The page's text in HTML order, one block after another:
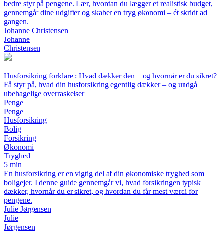
bedre styr på pengene. Lær, hvordan du lægger et realistisk budget,
gennemgår dine udgifter og skaber en tryg økonomi – ét skridt ad
gangen.
Johanne Christensen
Johanne
Christensen
Husforsikring forklaret: Hvad dækker den – og hvornår er du sikret?
Få styr på, hvad din husforsikring egentlig dækker – og undgå
ubehagelige overraskelser
Penge
Penge
Husforsikring
Bolig
Forsikring
Økonomi
Tryghed
5 min
En husforsikring er en vigtig del af din økonomiske tryghed som
boligejer. I denne guide gennemgår vi, hvad forsikringen typisk
dækker, hvornår du er sikret, og hvordan du får mest værdi for
pengene.
Julie Jørgensen
Julie
Jørgensen